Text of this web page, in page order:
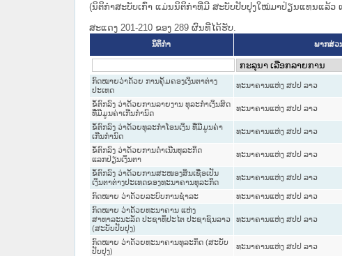
(ນິຕິກໍາສະບັບເກົ່າ ແມ່ນນິຕິກໍາທີ່ມີ ສະບັບປັບປຸງໃໝ່ມາປ່ຽນແທນແລ້ວ
ສະແດງ 201-210 ຂອງ 289 ຜົນທີ່ໄດ້ຮັບ.
ນິຕິກໍາ ພາກສ່ວ
ກົດໝາຍວ່າດ້ວຍ ການຄຸ້ມຄອງເງິນຕາຕ່າງ
ປະເທດ
ທະນາຄານແຫ່ງ ສປປ ລາວ
ຂໍ້ຕົກລົງ ວ່າດ້ວຍການລາຍງານ ທຸລະກຳເງິນສົດ
ທີ່ມີມູນຄ່າເກີນກຳນົດ
ທະນາຄານແຫ່ງ ສປປ ລາວ
ຂໍ້​ຕົກ​ລົງ ວ່າ​ດ້ວຍ​ທຸ​ລະ​ກຳ​ໂອ​ນ​ເງິນ ທີ່​ມີ​ມູນ​ຄ່າ​
ເກີນ​ກຳ​ນົດ
ທະນາຄານແຫ່ງ ສປປ ລາວ
ຂໍ້ຕົກລົງ ວ່າດ້ວຍການດຳເນີນທຸລະກິດ
ແລກປ່ຽນເງິນຕາ
ທະນາຄານແຫ່ງ ສປປ ລາວ
ຂໍ້ຕົກລົງ ວ່າດ້ວຍການສະໜອງສິນເຊື່ອເປັນ
ເງິນຕາຕ່າງປະເທດຂອງທະນາຄານທຸລະກິດ
ທະນາຄານແຫ່ງ ສປປ ລາວ
ກົດໝາຍ ວ່າດ້ວຍລະບົບການຊຳລະ ທະນາຄານແຫ່ງ ສປປ ລາວ
ກົດໝາຍ ວ່າດ້ວຍທະນາຄານ ແຫ່ງ
ສາທາລະນະລັດ ປະຊາທິປະໄຕ ປະຊາຊົນລາວ
(ສະບັບປັບປຸງ)
ທະນາຄານແຫ່ງ ສປປ ລາວ
ກົດໝາຍ ວ່າດ້ວຍທະນາຄານທຸລະກິດ (ສະບັບ
ປັບປຸງ)
ທະນາຄານແຫ່ງ ສປປ ລາວ